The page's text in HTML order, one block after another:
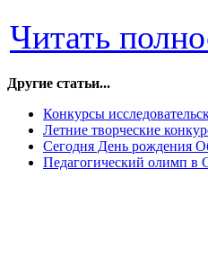
Читать
Другие статьи...
Конкурсы
Летние творческие
Сегодня День рождения
Педагогический олимп в